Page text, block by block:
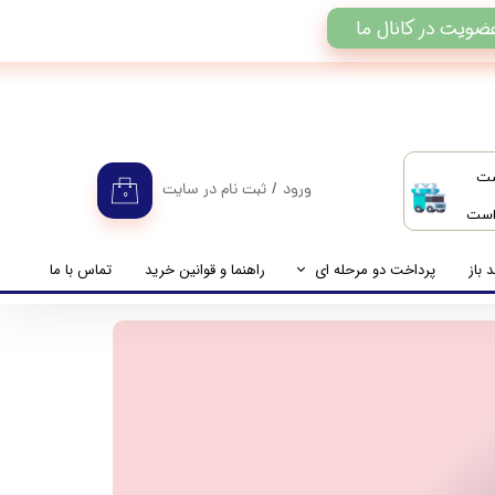
است
۰ ورود / ثبت نام در سایت
تغییر گذر واژه باز پرداخت دو مرحله ای
راهنمای پرداخت دو مرحله ای
راهنما و قوانین خرید تماس با ما
در کانال ما